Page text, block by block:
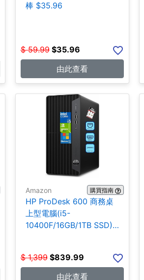
棒 $35.96
$ 59.99 $35.96
由此查看
Amazon 購買指南
HP ProDesk 600 商務桌
上型電腦(i5-
10400F/16GB/1TB SSD)
$ 1,399 $839.99
由此查看